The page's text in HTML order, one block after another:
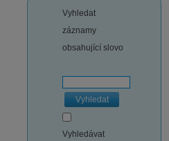
Vyhledat
záznamy
obsahující slovo
Vyhledat
Vyhledávat